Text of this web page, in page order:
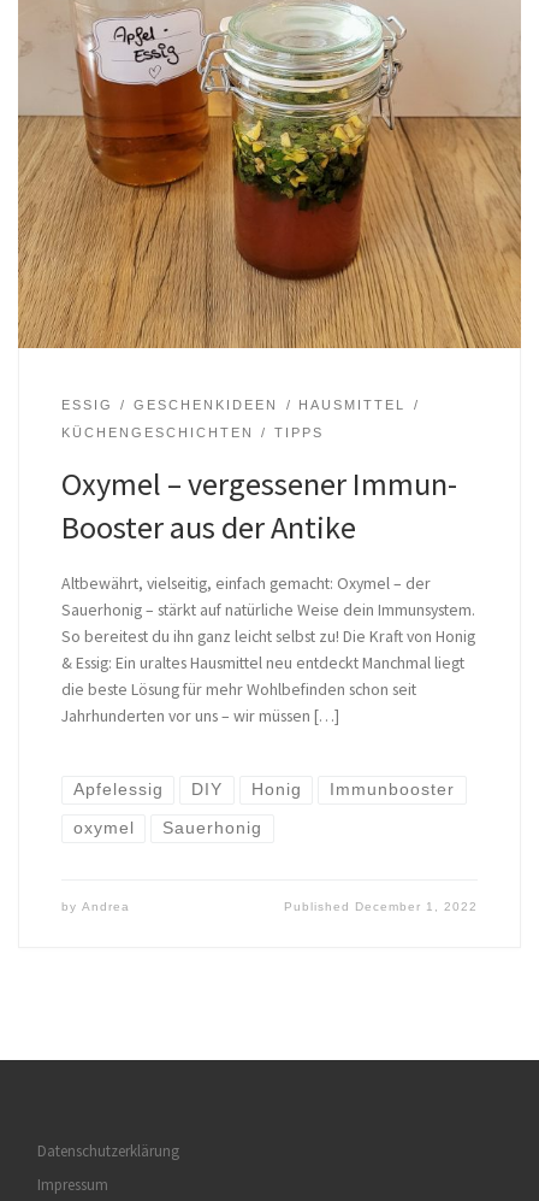
ESSIG GESCHENKIDEEN
HAUSMITTEL
KÜCHENGESCHICHTEN
TIPPS
Oxymel – vergessener Immun-
Booster aus der Antike
Altbewährt, vielseitig, einfach gemacht: Oxymel – der
Sauerhonig – stärkt auf natürliche Weise dein Immunsystem.
So bereitest du ihn ganz leicht selbst zu! Die Kraft von Honig
& Essig: Ein uraltes Hausmittel neu entdeckt Manchmal liegt
die beste Lösung für mehr Wohlbefinden schon seit
Jahrhunderten vor uns – wir müssen […]
Apfelessig DIY Honig Immunbooster
oxymel Sauerhonig
by Andrea Published December 1, 2022
Datenschutzerklärung
Impressum